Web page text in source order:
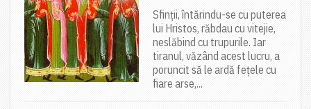
Sfinții, întărindu-se cu puterea
lui Hristos, răbdau cu vitejie,
neslăbind cu trupurile. Iar
tiranul, văzând acest lucru, a
poruncit să le ardă fețele cu
fiare arse,...